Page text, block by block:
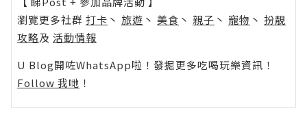
瀏覽更多社群 打卡 丶 旅遊 丶 美食 丶 親子 丶 寵物 丶 扮靚
攻略及 活動情報
U Blog開咗WhatsApp啦！發掘更多吃喝玩樂資訊！
Follow 我哋 ！